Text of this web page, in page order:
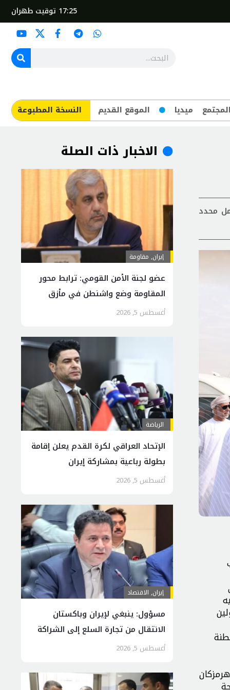
17:25 توقيت طهران
المجتمع ميديا الموقع القديم ​النسخة المطبوعة
محدد
الاخبار ذات الصلة
إيران, مقاومة
عضو لجنة الأمن القومي: ترابط محور
المقاومة وضع واشنطن في مأزق
إقليمي
أغسطس 5, 2026
الرياضة
الإتحاد العراقي لكرة القدم يعلن إقامة
بطولة رباعية بمشاركة إيران
أغسطس 5, 2026
إيران, الاقتصاد
مسؤول: ينبغي لإيران وباكستان
الانتقال من تجارة السلع إلى الشراكة
الاقتصادية
أغسطس 5, 2026